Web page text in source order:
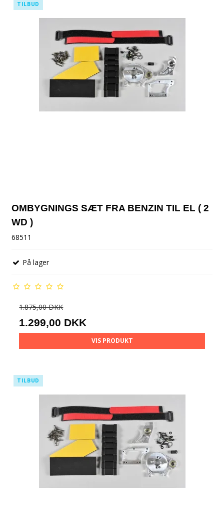
TILBUD
OMBYGNINGS SÆT FRA BENZIN TIL EL ( 2
WD )
68511
På lager
1.875,00 DKK
1.299,00 DKK
VIS PRODUKT
TILBUD